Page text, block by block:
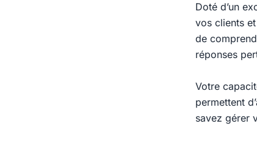
Doté d’un
vos clients
de
réponses
Votre
permettent
savez gérer